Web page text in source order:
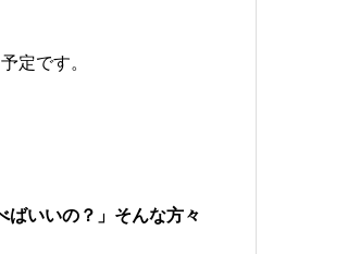
定です。
いいの？」そんな方々